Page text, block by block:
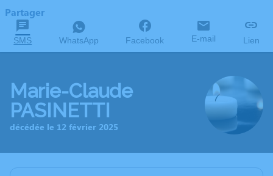
Partager
SMS WhatsApp Facebook E-mail Lien
Marie-Claude
PASINETTI
décédée le 12 février 2025